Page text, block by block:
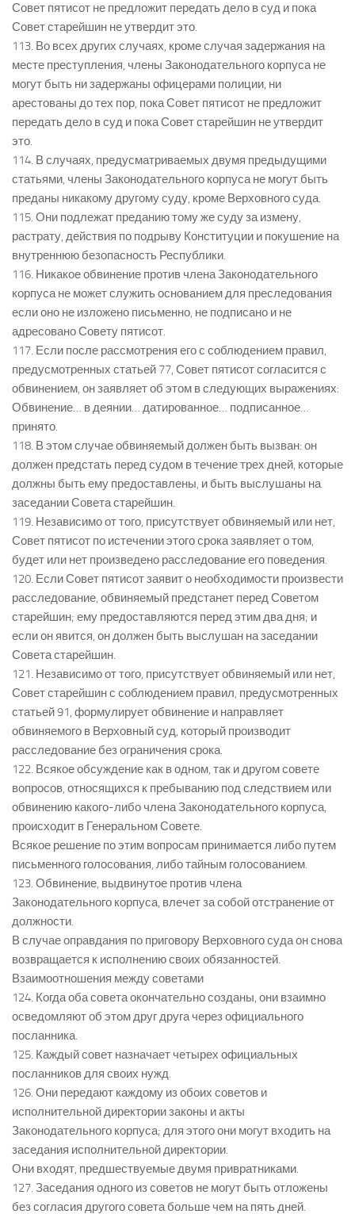
Совет пятисот не предложит передать дело в суд и пока
Совет старейшин не утвердит это.
113. Во всех других случаях, кроме случая задержания на
месте преступления, члены Законодательного корпуса не
могут быть ни задержаны офицерами полиции, ни
арестованы до тех пор, пока Совет пятисот не предложит
передать дело в суд и пока Совет старейшин не утвердит
это.
114. В случаях, предусматриваемых двумя предыдущими
статьями, члены Законодательного корпуса не могут быть
преданы никакому другому суду, кроме Верховного суда.
115. Они подлежат преданию тому же суду за измену,
растрату, действия по подрыву Конституции и покушение на
внутреннюю безопасность Республики.
116. Никакое обвинение против члена Законодательного
корпуса не может служить основанием для преследования
если оно не изложено письменно, не подписано и не
адресовано Совету пятисот.
117. Если после рассмотрения его с соблюдением правил,
предусмотренных статьей 77, Совет пятисот согласится с
обвинением, он заявляет об этом в следующих выражениях:
Обвинение… в деянии… датированное… подписанное…
принято.
118. В этом случае обвиняемый должен быть вызван: он
должен предстать перед судом в течение трех дней, которые
должны быть ему предоставлены, и быть выслушаны на
заседании Совета старейшин.
119. Независимо от того, присутствует обвиняемый или нет,
Совет пятисот по истечении этого срока заявляет о том,
будет или нет произведено расследование его поведения.
120. Если Совет пятисот заявит о необходимости произвести
расследование, обвиняемый предстанет перед Советом
старейшин; ему предоставляются перед этим два дня; и
если он явится, он должен быть выслушан на заседании
Совета старейшин.
121. Независимо от того, присутствует обвиняемый или нет,
Совет старейшин с соблюдением правил, предусмотренных
статьей 91, формулирует обвинение и направляет
обвиняемого в Верховный суд, который производит
расследование без ограничения срока.
122. Всякое обсуждение как в одном, так и другом совете
вопросов, относящихся к пребыванию под следствием или
обвинению какого-либо члена Законодательного корпуса,
происходит в Генеральном Совете.
Всякое решение по этим вопросам принимается либо путем
письменного голосования, либо тайным голосованием.
123. Обвинение, выдвинутое против члена
Законодательного корпуса, влечет за собой отстранение от
должности.
В случае оправдания по приговору Верховного суда он снова
возвращается к исполнению своих обязанностей.
Взаимоотношения между советами
124. Когда оба совета окончательно созданы, они взаимно
осведомляют об этом друг друга через официального
посланника.
125. Каждый совет назначает четырех официальных
посланников для своих нужд.
126. Они передают каждому из обоих советов и
исполнительной директории законы и акты
Законодательного корпуса; для этого они могут входить на
заседания исполнительной директории.
Они входят, предшествуемые двумя привратниками.
127. Заседания одного из советов не могут быть отложены
без согласия другого совета больше чем на пять дней.